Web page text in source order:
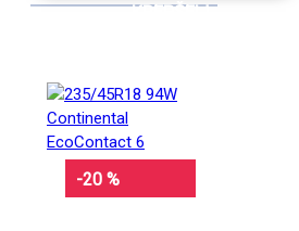
KREPŠELĮ
-20 %